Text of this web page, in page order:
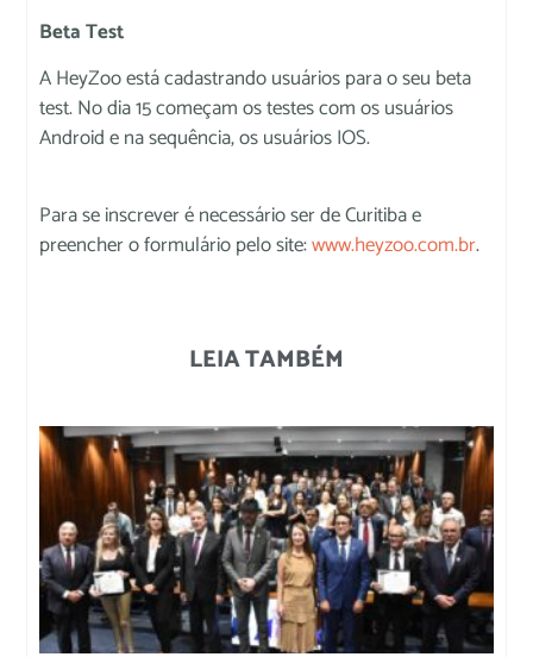
Beta Test
A HeyZoo está cadastrando usuários para o seu beta
test. No dia 15 começam os testes com os usuários
Android e na sequência, os usuários IOS.
Para se inscrever é necessário ser de Curitiba e
preencher o formulário pelo site:www.heyzoo.com.br.
LEIA TAMBÉM